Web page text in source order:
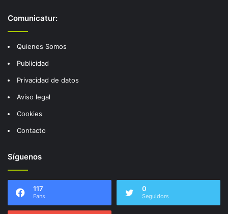
Comunicatur:
Quienes Somos
Publicidad
Privacidad de datos
Aviso legal
Cookies
Contacto
Síguenos
117
Fans
0
Seguidors